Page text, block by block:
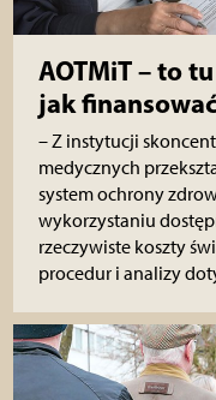
AOTMiT – to
jak
– Z instytucji
medycznych
system ochrony
wykorzystaniu
rzeczywiste koszty
procedur i analizy